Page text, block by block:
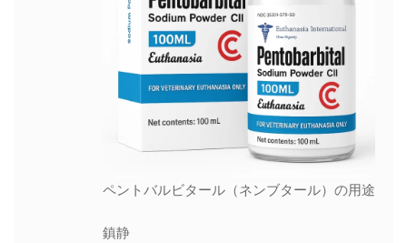
ペントバルビタール（ネンブタール）の用途
鎮静